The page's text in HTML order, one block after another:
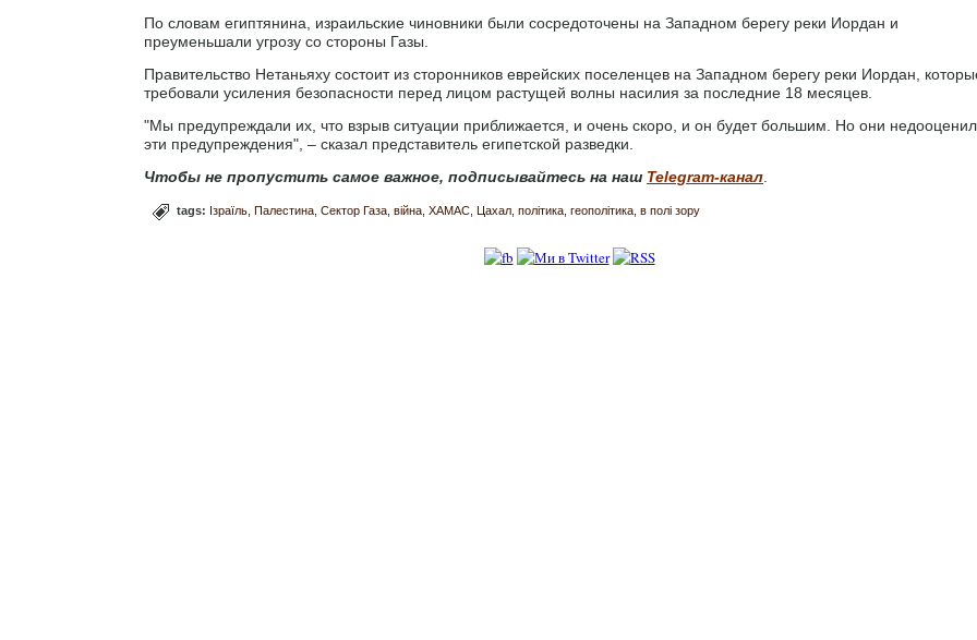
По словам египтянина, израильские чиновники были сосредоточены на Западном берегу реки Иордан и
преуменьшали угрозу со стороны Газы.
Правительство Нетаньяху состоит из сторонников еврейских поселенцев на Западном берегу реки Иордан,
требовали усиления безопасности перед лицом растущей волны насилия за последние 18 месяцев.
"Мы предупреждали их, что взрыв ситуации приближается, и очень скоро, и он будет большим. Но они
эти предупреждения", – сказал представитель египетской разведки.
Чтобы не пропустить самое важное, подписывайтесь на наш Telegram-канал
tags: Ізраїль Палестина Сектор Газа війна ХАМАС Цахал політика геополітика в полі зору